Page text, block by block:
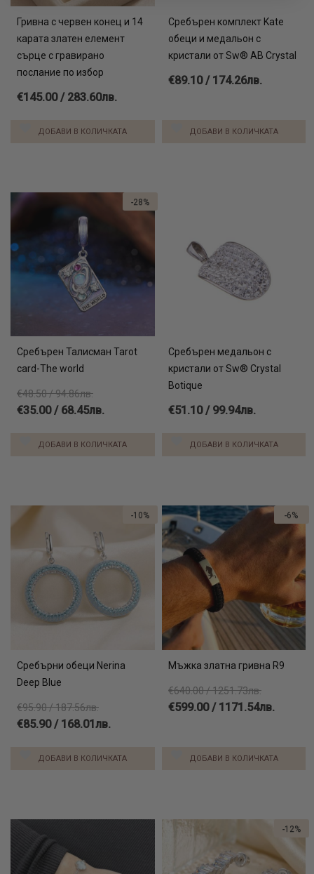
Гривна с червен конец и 14
карата златен елемент
сърце с гравирано
послание по избор
€145.00 / 283.60лв.
ДОБАВИ В КОЛИЧКАТА
Сребърен комплект Kate
обеци и медальон с
кристали от Sw® AB Crystal
€89.10 / 174.26лв.
ДОБАВИ В КОЛИЧКАТА
Сребърен Талисман Tarot
card-The world
€48.50 / 94.86лв.
€35.00 / 68.45лв.
ДОБАВИ В КОЛИЧКАТА
-28%
Сребърен медальон с
кристали от Sw® Crystal
Botique
€51.10 / 99.94лв.
ДОБАВИ В КОЛИЧКАТА
Сребърни обеци Nerina
Deep Blue
€95.90 / 187.56лв.
€85.90 / 168.01лв.
ДОБАВИ В КОЛИЧКАТА
-10%
Мъжка златна гривна R9
€640.00 / 1251.73лв.
€599.00 / 1171.54лв.
ДОБАВИ В КОЛИЧКАТА
-6%
-12%